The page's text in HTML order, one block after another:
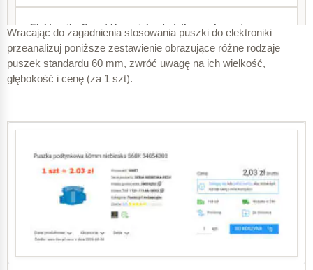
Wracając do zagadnienia stosowania puszki do elektroniki
przeanalizuj poniższe zestawienie obrazujące różne rodzaje
puszek standardu 60 mm, zwróć uwagę na ich wielkość,
głębokość i cenę (za 1 szt).